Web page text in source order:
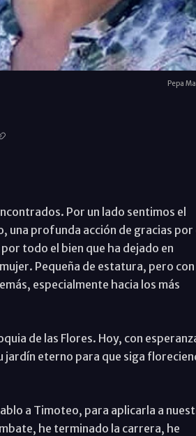
Pepa
Por un lado sentimos el
una profunda acción de gracias por
todo el bien que ha dejado en
Pequeña de estatura, pero con
especialmente hacia los más
de las Flores. Hoy, con
jardín eterno para que siga
a Timoteo, para aplicarla a
he terminado la carrera, he